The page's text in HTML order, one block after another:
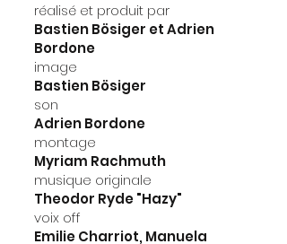
réalisé et produit par
Bastien Bösiger et Adrien
Bordone
image
Bastien Bösiger
son
Adrien Bordone
montage
Myriam Rachmuth
musique originale
Theodor Ryde "Hazy"
voix off
Emilie Charriot, Manuela